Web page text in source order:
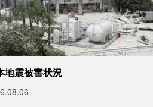
地震被害状況